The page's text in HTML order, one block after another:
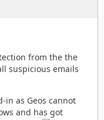
from the the
suspicious emails
as Geos cannot
and has got